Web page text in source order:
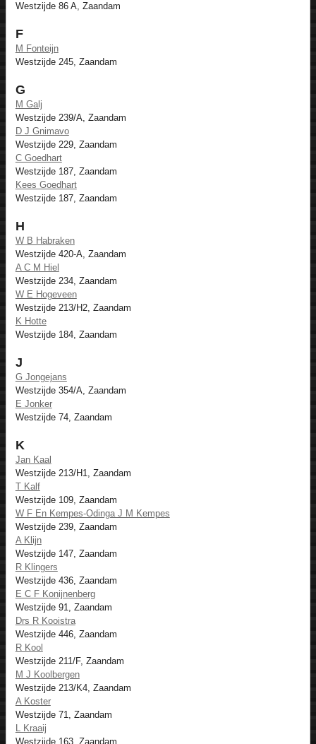
Westzijde 86 A, Zaandam
F
M Fonteijn
Westzijde 245, Zaandam
G
M Galj
Westzijde 239/A, Zaandam
D J Gnimavo
Westzijde 229, Zaandam
C Goedhart
Westzijde 187, Zaandam
Kees Goedhart
Westzijde 187, Zaandam
H
W B Habraken
Westzijde 420-A, Zaandam
A C M Hiel
Westzijde 234, Zaandam
W E Hogeveen
Westzijde 213/H2, Zaandam
K Hotte
Westzijde 184, Zaandam
J
G Jongejans
Westzijde 354/A, Zaandam
E Jonker
Westzijde 74, Zaandam
K
Jan Kaal
Westzijde 213/H1, Zaandam
T Kalf
Westzijde 109, Zaandam
W F En Kempes-Odinga J M Kempes
Westzijde 239, Zaandam
A Klijn
Westzijde 147, Zaandam
R Klingers
Westzijde 436, Zaandam
E C F Konijnenberg
Westzijde 91, Zaandam
Drs R Kooistra
Westzijde 446, Zaandam
R Kool
Westzijde 211/F, Zaandam
M J Koolbergen
Westzijde 213/K4, Zaandam
A Koster
Westzijde 71, Zaandam
L Kraaij
Westzijde 163, Zaandam